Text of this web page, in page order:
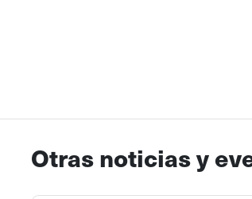
Otras noticias y